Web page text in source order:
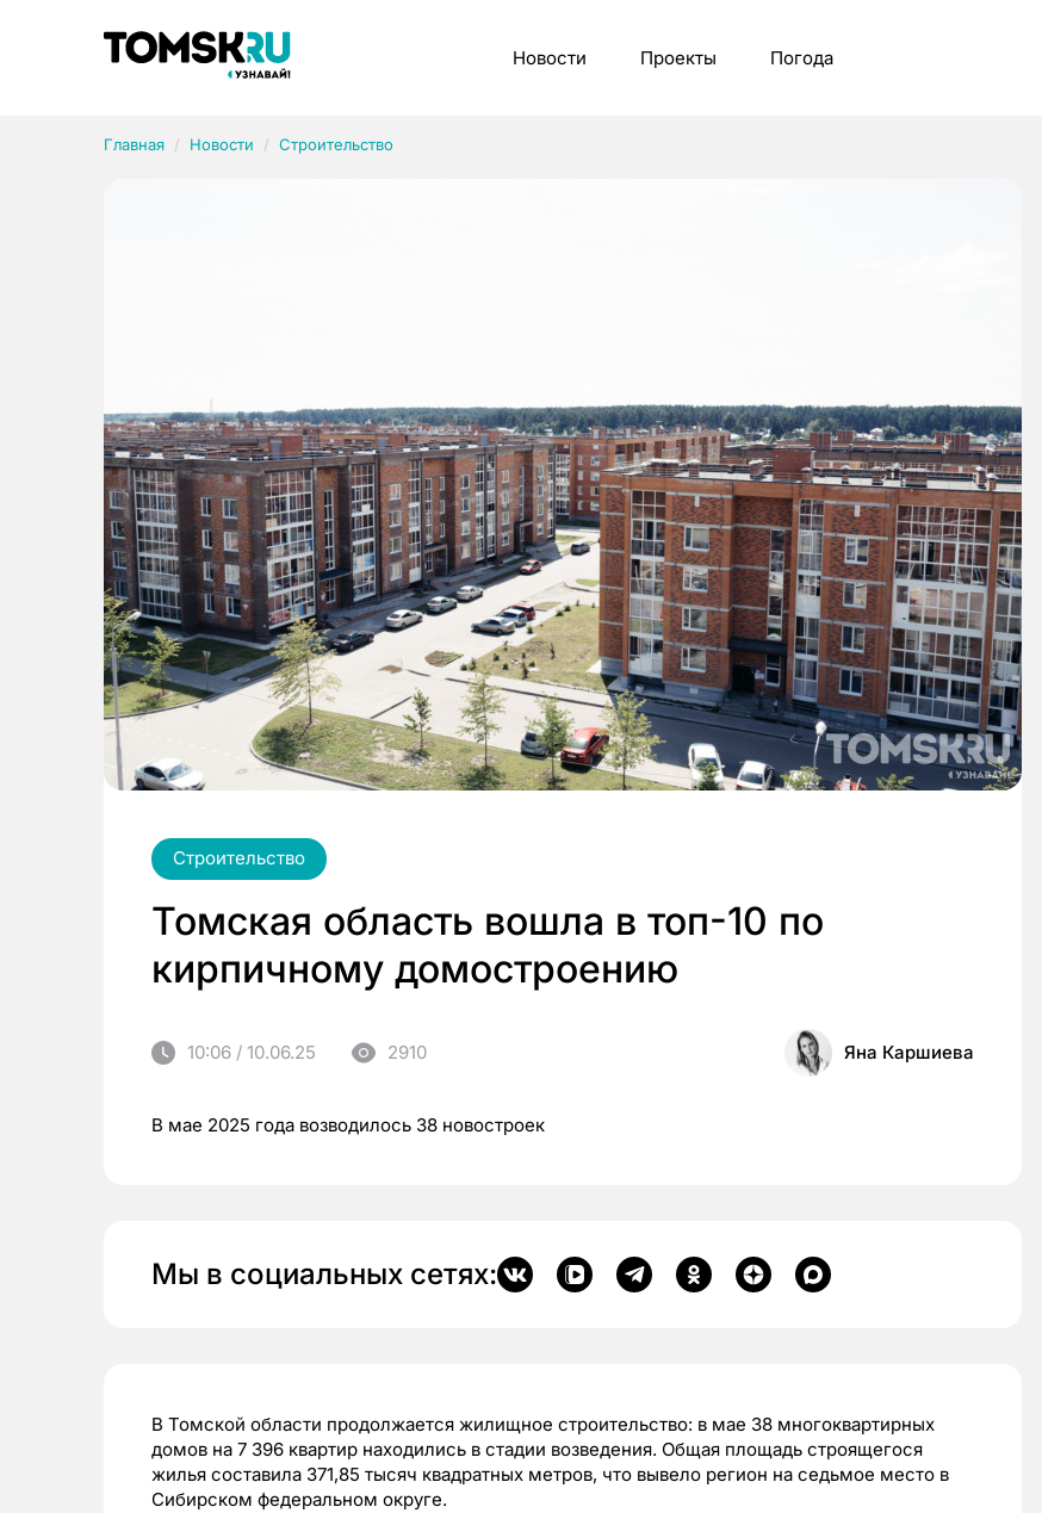
Новости Проекты Погода
Главная Новости Строительство
Строительство
Томская область вошла в топ-10 по
кирпичному домостроению
10:06 / 10.06.25 2910 Яна Каршиева
В мае 2025 года возводилось 38 новостроек
Мы в социальных сетях:
В Томской области продолжается жилищное строительство: в мае 38 многоквартирных
домов на 7 396 квартир находились в стадии возведения. Общая площадь строящегося
жилья составила 371,85 тысяч квадратных метров, что вывело регион на седьмое место в
Сибирском федеральном округе.
Рубрики